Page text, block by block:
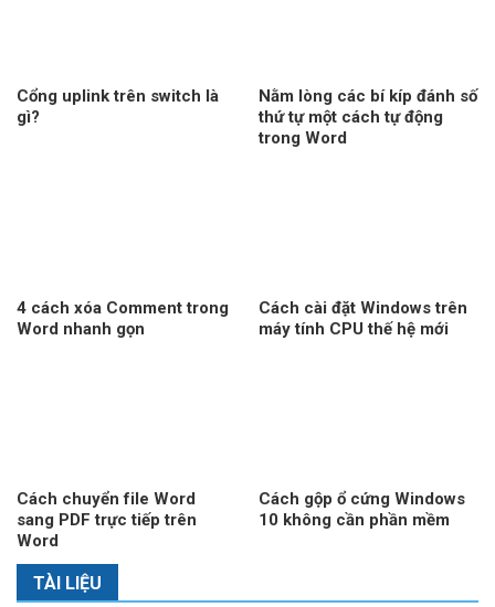
Cổng uplink trên switch là
gì?
Nằm lòng các bí kíp đánh số
thứ tự một cách tự động
trong Word
4 cách xóa Comment trong
Word nhanh gọn
Cách cài đặt Windows trên
máy tính CPU thế hệ mới
Cách chuyển file Word
sang PDF trực tiếp trên
Word
Cách gộp ổ cứng Windows
10 không cần phần mềm
TÀI LIỆU